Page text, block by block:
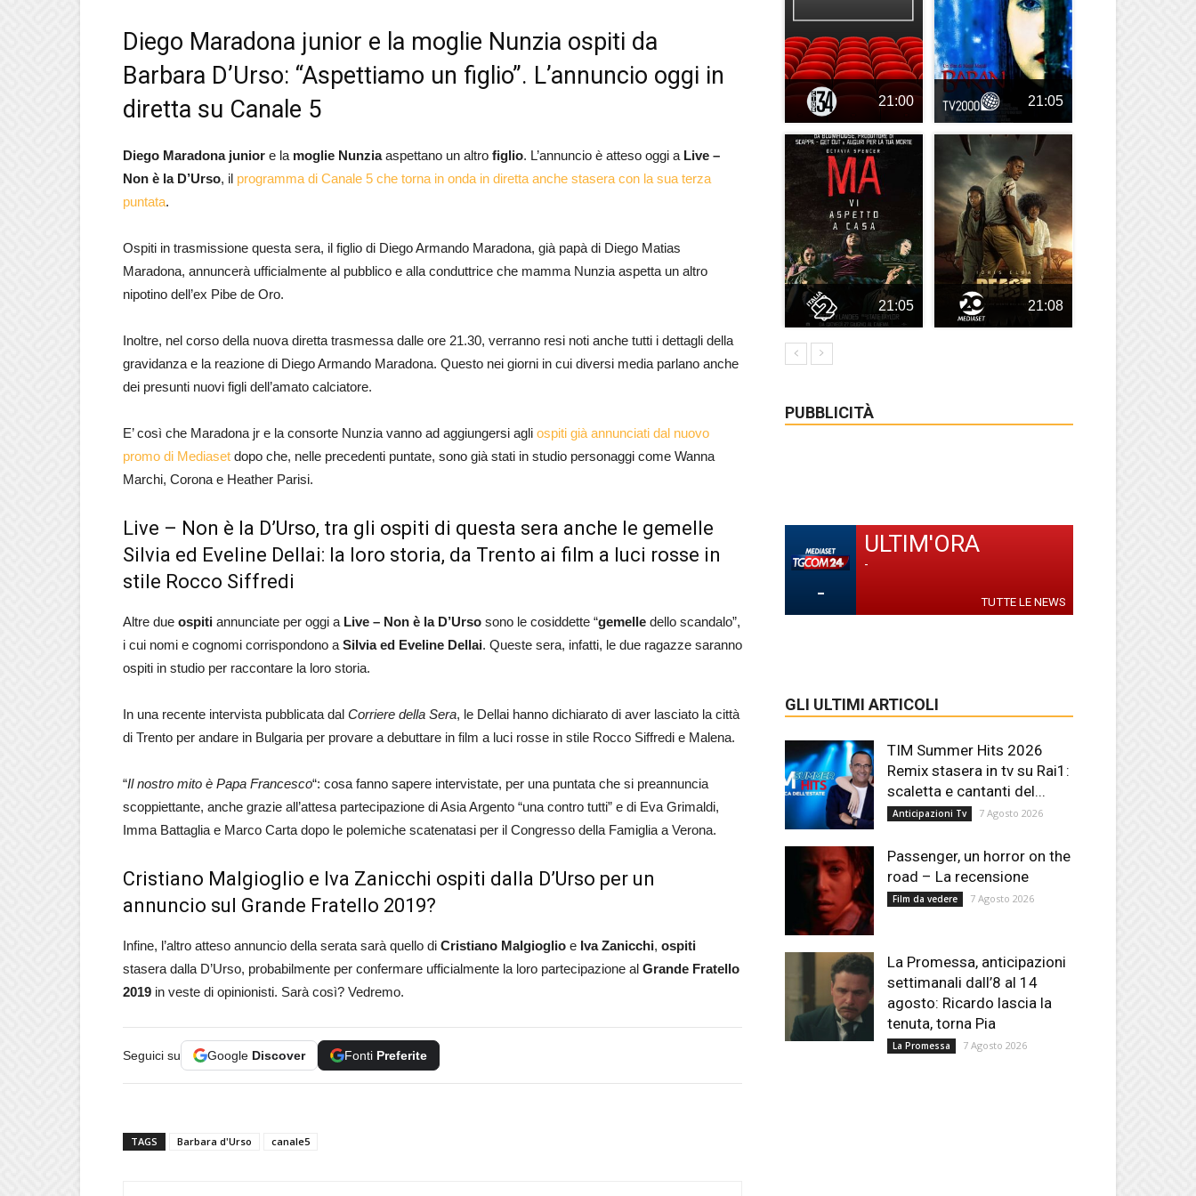
Diego Maradona junior e la moglie Nunzia ospiti da
Barbara D’Urso: “Aspettiamo un figlio”. L’annuncio oggi in
diretta su Canale 5
Diego Maradona junior e la moglie Nunziaaspettano un altro figlio. L’annuncio è atteso oggi a Live –
Non è la D’Urso, il programma di Canale 5 che torna in onda in diretta anche stasera con la sua terza
puntata.
Ospiti in trasmissione questa sera, il figlio di Diego Armando Maradona, già papà di Diego Matias
Maradona, annuncerà ufficialmente al pubblico e alla conduttrice che mamma Nunzia aspetta un altro
nipotino dell’ex Pibe de Oro.
Inoltre, nel corso della nuova diretta trasmessa dalle ore 21.30, verranno resi noti anche tutti i dettagli della
gravidanza e la reazione di Diego Armando Maradona. Questo nei giorni in cui diversi media parlano anche
dei presunti nuovi figli dell’amato calciatore.
E’ così che Maradona jr e la consorte Nunzia vanno ad aggiungersi agli ospiti già annunciati dal nuovo
promo di Mediaset dopo che, nelle precedenti puntate, sono già stati in studio personaggi come Wanna
Marchi, Corona e Heather Parisi.
Live – Non è la D’Urso, tra gli ospiti di questa sera anche le gemelle
Silvia ed Eveline Dellai: la loro storia, da Trento ai film a luci rosse in
stile Rocco Siffredi
Altre due ospiti annunciate per oggi a Live – Non è la D’Urso sono le cosiddette “gemelle dello scandalo”,
i cui nomi e cognomi corrispondono a Silvia ed Eveline Dellai. Queste sera, infatti, le due ragazze saranno
ospiti in studio per raccontare la loro storia.
In una recente intervista pubblicata dal Corriere della Sera, le Dellai hanno dichiarato di aver lasciato la città
di Trento per andare in Bulgaria per provare a debuttare in film a luci rosse in stile Rocco Siffredi e Malena.
“Il nostro mito è Papa Francesco“: cosa fanno sapere intervistate, per una puntata che si preannuncia
scoppiettante, anche grazie all’attesa partecipazione di Asia Argento “una contro tutti” e di Eva Grimaldi,
Imma Battaglia e Marco Carta dopo le polemiche scatenatasi per il Congresso della Famiglia a Verona.
Cristiano Malgioglio e Iva Zanicchi ospiti dalla D’Urso per un
annuncio sul Grande Fratello 2019?
Infine, l’altro atteso annuncio della serata sarà quello di Cristiano Malgioglio e Iva Zanicchi, ospiti
stasera dalla D’Urso, probabilmente per confermare ufficialmente la loro partecipazione al Grande Fratello
2019 in veste di opinionisti. Sarà così? Vedremo.
Seguici su Google Discover Fonti Preferite
TAGS Barbara d'Urso canale5
21:00 21:05
21:05 21:08
PUBBLICITÀ
-
ULTIM'ORA
-
TUTTE LE NEWS
GLI ULTIMI ARTICOLI
TIM Summer Hits 2026
Remix stasera in tv su Rai1:
scaletta e cantanti del...
Anticipazioni Tv 7 Agosto 2026
Passenger, un horror on the
road – La recensione
Film da vedere 7 Agosto 2026
La Promessa, anticipazioni
settimanali dall’8 al 14
agosto: Ricardo lascia la
tenuta, torna Pia
La Promessa 7 Agosto 2026